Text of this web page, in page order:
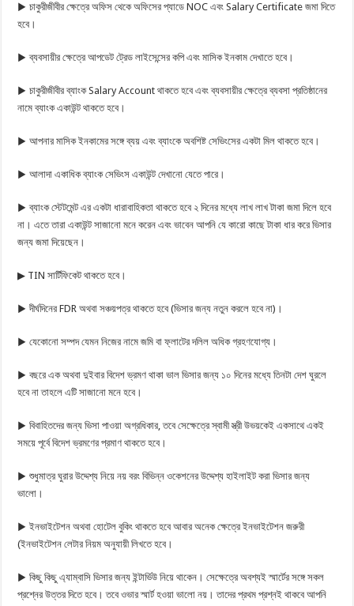
▶ চাকুরীজীবীর ক্ষেত্রে অফিস থেকে অফিসের প্যাডে NOC এবং Salary Certificate জমা দিতে
হবে।
▶ ব্যবসায়ীর ক্ষেত্রে আপডেট ট্রেড লাইসেন্সের কপি এবং মাসিক ইনকাম দেখাতে হবে।
▶ চাকুরীজীবীর ব্যাংক Salary Account থাকতে হবে এবং ব্যবসায়ীর ক্ষেত্রে ব্যবসা প্রতিষ্ঠানের
নামে ব্যাংক একাউন্ট থাকতে হবে।
▶ আপনার মাসিক ইনকামের সঙ্গে ব্যয় এবং ব্যাংকে অবশিষ্ট সেভিংসের একটা মিল থাকতে হবে।
▶ আলাদা একাধিক ব্যাংক সেভিংস একাউন্ট দেখানো যেতে পারে।
▶ ব্যাংক স্টেটমেন্ট এর একটা ধারাবাহিকতা থাকতে হবে ২ দিনের মধ্যে লাখ লাখ টাকা জমা দিলে হবে
না। এতে তারা একাউন্ট সাজানো মনে করেন এবং ভাবেন আপনি যে কারো কাছে টাকা ধার করে ভিসার
জন্য জমা দিয়েছেন।
▶ TIN সার্টিফিকেট থাকতে হবে।
▶ দীর্ঘদিনের FDR অথবা সঞ্চয়পত্র থাকতে হবে (ভিসার জন্য নতুন করলে হবে না)।
▶ যেকোনো সম্পদ যেমন নিজের নামে জমি বা ফ্লাটের দলিল অধিক গ্রহণযোগ্য।
▶ বছরে এক অথবা দুইবার বিদেশ ভ্রমণ থাকা ভাল ভিসার জন্য ১০ দিনের মধ্যে তিনটা দেশ ঘুরলে
হবে না তাহলে এটি সাজানো মনে হবে।
▶ বিবাহিতদের জন্য ভিসা পাওয়া অগ্রধিকার, তবে সেক্ষেত্রে স্বামী স্ত্রী উভয়কেই একসাথে একই
সময়ে পূর্বে বিদেশ ভ্রমণের প্রমাণ থাকতে হবে।
▶ শুধুমাত্র ঘুরার উদ্দেশ্য নিয়ে নয় বরং বিভিন্ন ওকেশনের উদ্দেশ্য হাইলাইট করা ভিসার জন্য
ভালো।
▶ ইনভাইটেশন অথবা হোটেল বুকিং থাকতে হবে আবার অনেক ক্ষেত্রে ইনভাইটেশন জরুরী
(ইনভাইটেশন লেটার নিয়ম অনুযায়ী লিখতে হবে।
▶ কিছু কিছু এ্যাম্বাসি ভিসার জন্য ইন্টার্ভিউ নিয়ে থাকেন। সেক্ষেত্রে অবশ্যই স্মার্টের সঙ্গে সকল
প্রশ্নের উত্তর দিতে হবে। তবে ওভার স্মার্ট হওয়া ভালো নয়। তাদের প্রথম প্রশ্নই থাকবে আপনি